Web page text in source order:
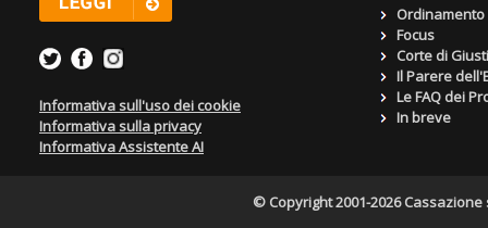
Informativa sull'uso dei cookie
Informativa sulla privacy
Informativa Assistente AI
Focus
Corte di
Il Parere
Le FAQ dei
In breve
© Copyright 2001-2026 Cassazione